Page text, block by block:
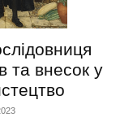
та внесок у